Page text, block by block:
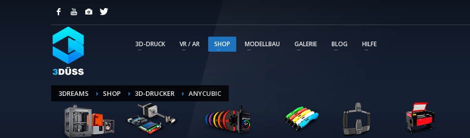
KUNDENSUPPORT
Ihre Kommunikation mit unserem Service Team wird unmittelbar mit Service Tickets unterstützt. Die
professionelle Abwicklung wird so transparent und Sie behalten immer den Überblick über alle von Ihnen
erstellten Tickets.
3D-DRUCK VR / AR SHOP MODELLBAU GALERIE BLOG HILFE
3DREAMS SHOP 3D-DRUCKER ANYCUBIC